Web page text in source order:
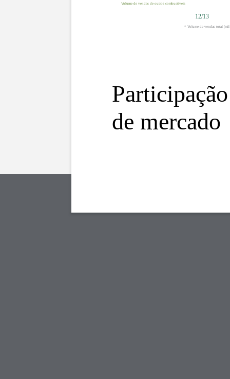
Participação
de mercado
12/13
Volume de vendas de outros combustíveis
* Volume de vendas total